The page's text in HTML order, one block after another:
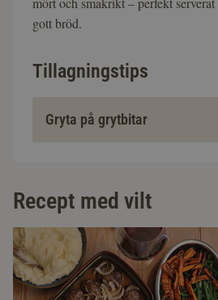
gott bröd.
Tillagningstips
Gryta på grytbitar
Recept med vilt